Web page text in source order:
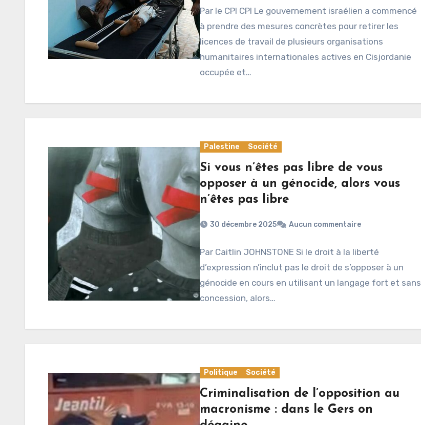
Par le CPI CPI Le gouvernement israélien a commencé
à prendre des mesures concrètes pour retirer les
licences de travail de plusieurs organisations
humanitaires internationales actives en Cisjordanie
occupée et…
Palestine Société
Si vous n’êtes pas libre de vous
opposer à un génocide, alors vous
n’êtes pas libre
30 décembre 2025 Aucun commentaire
Par Caitlin JOHNSTONE Si le droit à la liberté
d’expression n’inclut pas le droit de s’opposer à un
génocide en cours en utilisant un langage fort et sans
concession, alors…
Politique Société
Criminalisation de l’opposition au
macronisme : dans le Gers on